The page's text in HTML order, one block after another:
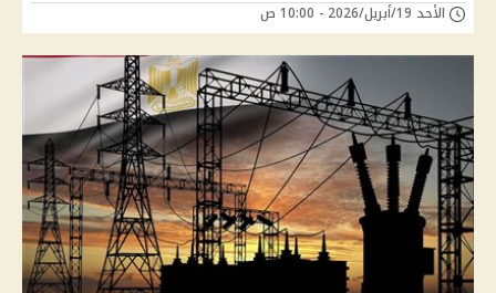
الأحد 19/أبريل/2026 - 10:00 ص